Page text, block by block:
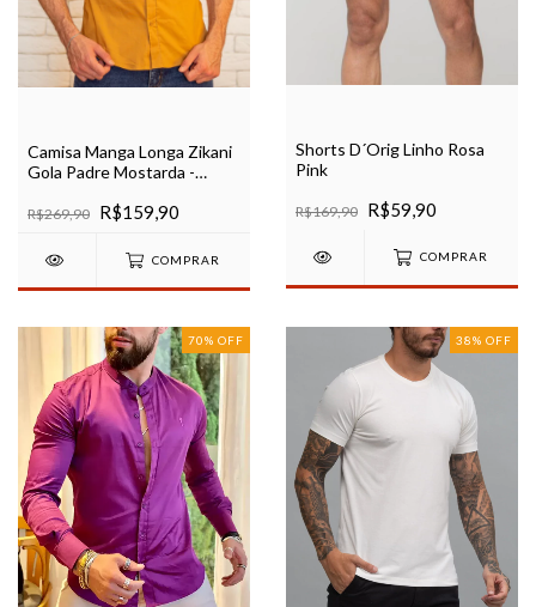
Camisa Manga Longa Zikani
Gola Padre Mostarda -
R$269,90 R$159,90
COMPRAR
Shorts D´Orig Linho Rosa
Pink
R$169,90 R$59,90
COMPRAR
70% OFF 38% OFF